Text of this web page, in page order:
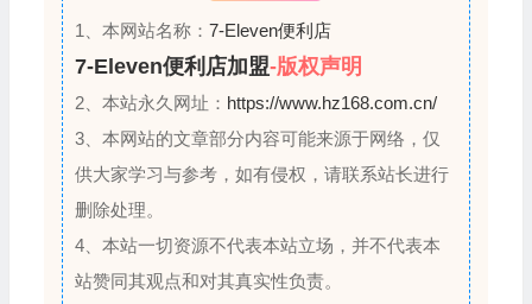
1、本网站名称： 7-Eleven便利店
7-Eleven便利店加盟-版权声明
2、本站永久网址： https://www.hz168.com.cn/
3、本网站的文章部分内容可能来源于网络，仅
供大家学习与参考，如有侵权，请联系站长进行
删除处理。
4、本站一切资源不代表本站立场，并不代表本
站赞同其观点和对其真实性负责。